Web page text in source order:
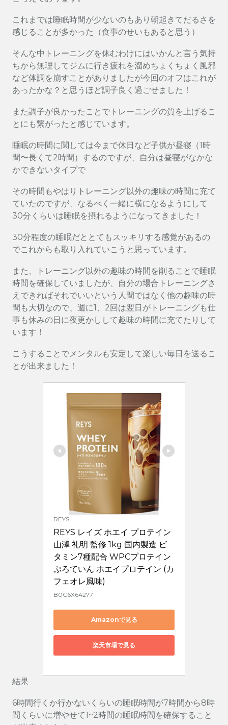
これまでは睡眠時間が少ないのもあり朝起きてだるさを
感じることが多かった（食事のせいもあると思う）
そんな中トレーニングを休むわけにはいかんと言う気持
ちから無理してジムに行き疲れを溜めちょくちょく風邪
など体調を崩すことがありましたが今回のオフはこれが
あったかな？と思うほど調子良く過ごせました！
また調子が良かったことでトレーニングの質を上げるこ
とにも繋がったと感じています。
睡眠の時間に関しては今まで休日など子供が昼寝（1時
間〜長くて2時間）するのですが、自分は昼寝がなかな
かできないタイプで
その時間もやはりトレーニング以外の趣味の時間に充て
ていたのですが、なるべく一緒に横になるようにして
30分くらいは睡眠を摂れるようになってきました！
30分程度の睡眠だととてもスッキリする感覚があるの
でこれからも取り入れていこうと思っています。
また、トレーニング以外の趣味の時間を削ることで睡眠
時間を確保していましたが、自分の場合トレーニングさ
えできればそれでいいという人間ではなく他の趣味の時
間も大切なので、週に1、2回は翌日がトレーニングも仕
事も休みの日に夜更かしして趣味の時間に充てたりして
います！
こうすることでメンタルも安定して楽しい毎日を送るこ
とが出来ました！
REYS
REYS レイズ ホエイ プロテイン
山澤 礼明 監修 1kg 国内製造 ビ
タミン7種配合 WPCプロテイン
ぷろていん ホエイプロテイン (カ
フェオレ風味)
B0C6X64277
Amazonで見る
楽天市場で見る
結果
6時間行くか行かないくらいの睡眠時間が7時間から8時
間くらいに増やせて1~2時間の睡眠時間を確保すること